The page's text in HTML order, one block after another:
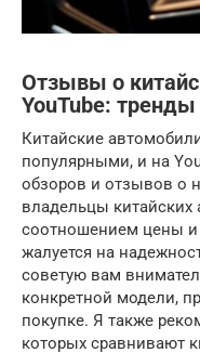
Отзывы о
YouTube:
Китайские
популярными, и на
обзоров и отзывов о
владельцы
соотношением цены и
жалуется на
советую вам
конкретной модели,
покупке. Я также
которых сравнивают